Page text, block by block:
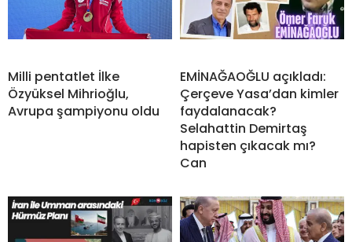
Milli pentatlet İlke
Özyüksel Mihrioğlu,
Avrupa şampiyonu oldu
EMİNAĞAOĞLU açıkladı:
Çerçeve Yasa’dan kimler
faydalanacak?
Selahattin Demirtaş
hapisten çıkacak mı?
Can